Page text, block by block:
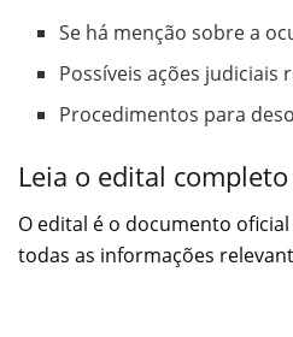
Se há menção sobre a
Possíveis ações judiciais
Procedimentos para
Leia o edital
O edital é o documento
todas as informações